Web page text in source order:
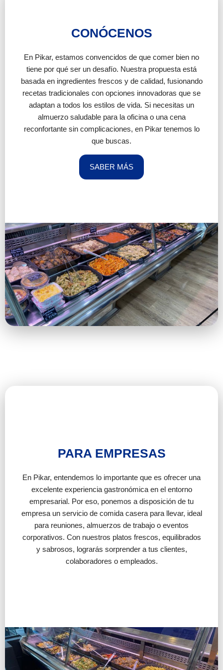
CONÓCENOS
En Pikar, estamos convencidos de que comer bien no
tiene por qué ser un desafío. Nuestra propuesta está
basada en ingredientes frescos y de calidad, fusionando
recetas tradicionales con opciones innovadoras que se
adaptan a todos los estilos de vida. Si necesitas un
almuerzo saludable para la oficina o una cena
reconfortante sin complicaciones, en Pikar tenemos lo
que buscas.
SABER MÁS
PARA EMPRESAS
En Pikar, entendemos lo importante que es ofrecer una
excelente experiencia gastronómica en el entorno
empresarial. Por eso, ponemos a disposición de tu
empresa un servicio de comida casera para llevar, ideal
para reuniones, almuerzos de trabajo o eventos
corporativos. Con nuestros platos frescos, equilibrados
y sabrosos, lograrás sorprender a tus clientes,
colaboradores o empleados.